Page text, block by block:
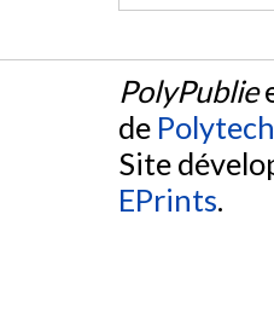
PolyPublie
de
Site
EPrints.